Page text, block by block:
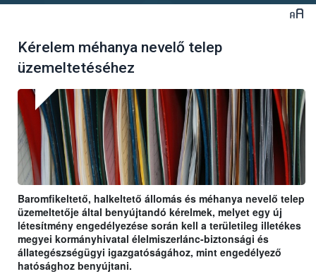
Kérelem méhanya nevelő telep
üzemeltetéséhez
Baromfikeltető, halkeltető állomás és méhanya nevelő telep
üzemeltetője által benyújtandó kérelmek, melyet egy új
létesítmény engedélyezése során kell a területileg illetékes
megyei kormányhivatal élelmiszerlánc-biztonsági és
állategészségügyi igazgatóságához, mint engedélyező
hatósághoz benyújtani.